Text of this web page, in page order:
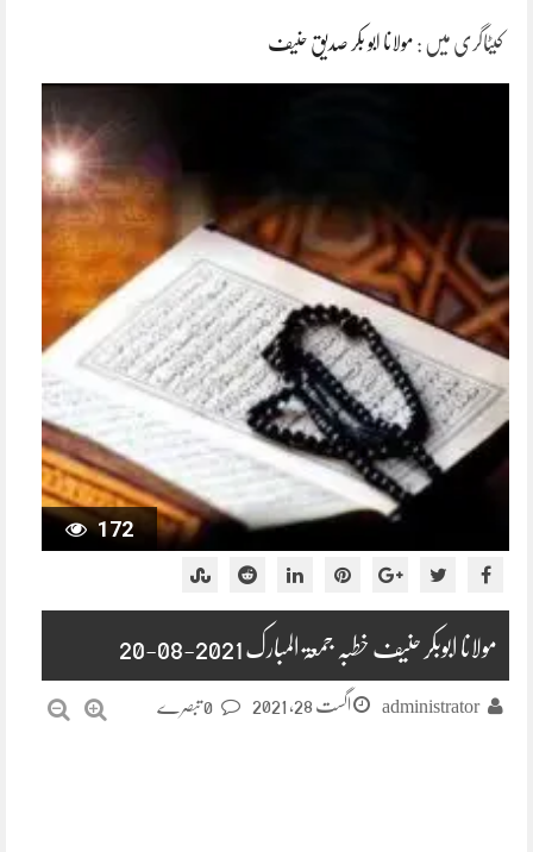
کیٹاگری میں : مولانا ابو بکر صدیق حنیف
172
مولانا ابوبکر حنیف خطبہ جمعۃ المبارک 2021-08-20
administrator اگست 28, 2021